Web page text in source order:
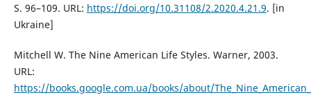
S. 96–109. URL: https://doi.org/10.31108/2.2020.4.21.9. [in
Ukraine]
Mitchell W. The Nine American Life Styles. Warner, 2003.
URL:
https://books.google.com.ua/books/about/